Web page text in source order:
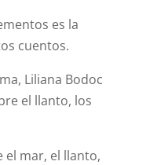
es la
cuentos.
Liliana Bodoc
el llanto, los
el mar, el llanto,